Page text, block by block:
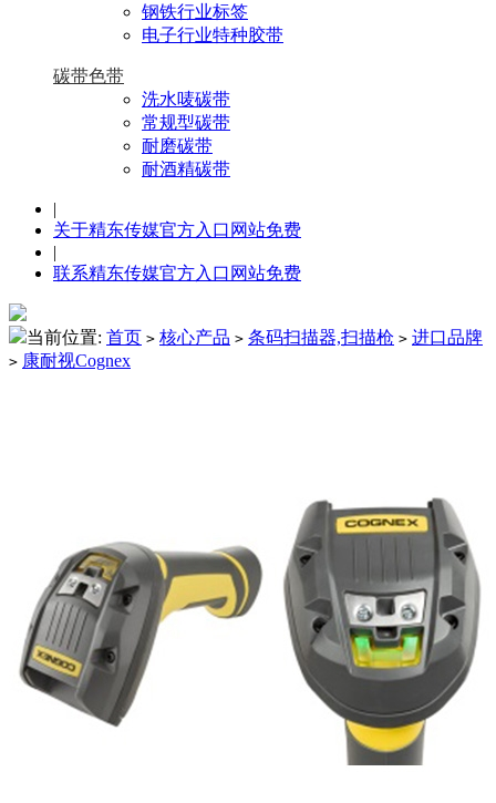
钢铁行业标签
电子行业特种胶带
碳带色带
洗水唛碳带
常规型碳带
耐磨碳带
耐酒精碳带
|
关于精东传媒官方入口网站免费
|
联系精东传媒官方入口网站免费
当前位置: 首页 > 核心产品 > 条码扫描器,扫描枪 > 进口品牌
> 康耐视Cognex